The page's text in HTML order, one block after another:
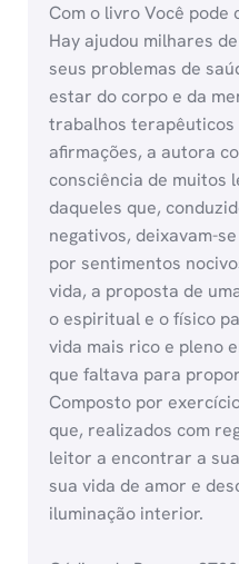
Com o livro Você pode
Hay ajudou milhares
seus problemas de
estar do corpo e da
trabalhos terapêuticos
afirmações, a autora
consciência de muitos
daqueles que,
negativos, deixavam-
por sentimentos
vida, a proposta de
o espiritual e o físico
vida mais rico e pleno
que faltava para
Composto por
que, realizados com
leitor a encontrar a
sua vida de amor e
iluminação interior.